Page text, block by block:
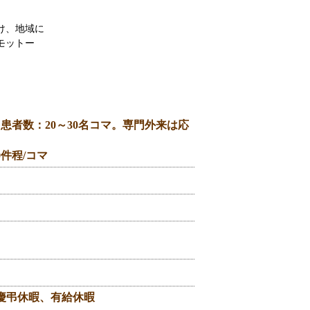
、地域に
ットー
者数：20～30名コマ。専門外来は応
程/コマ
弔休暇、有給休暇